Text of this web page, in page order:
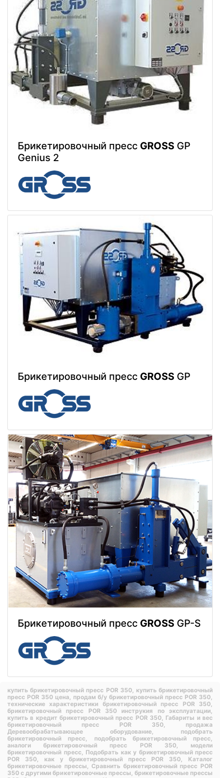
Брикетировочный пресс GROSS GP
Genius 2
Брикетировочный пресс GROSS GP
Брикетировочный пресс GROSS GP-S
купить брикетировочный пресс POR 350, купить брикетировочный
пресс POR 350 цена, продам б/у брикетировочный пресс POR 350,
технические характеристики брикетировочный пресс POR 350,
брикетировочный пресс POR 350 инструкия по эксплуатации,
купить в кредит брикетировочный пресс POR 350, Габариты и вес
брикетировочный пресс POR 350, продажа
Деревообрабатывающее оборудование, подобрать
брикетировочный пресс, подобрать брикетировочный пресс,
аналоги брикетировочный пресс POR 350, модели
брикетировочный пресс, Подобрать как у брикетировочный пресс
POR 350, как у брикетировочный пресс POR 350, Каталог
брикетировочные прессы, Сравнить брикетировочный пресс POR
350 с другими брикетировочные прессы, брикетировочные прессы